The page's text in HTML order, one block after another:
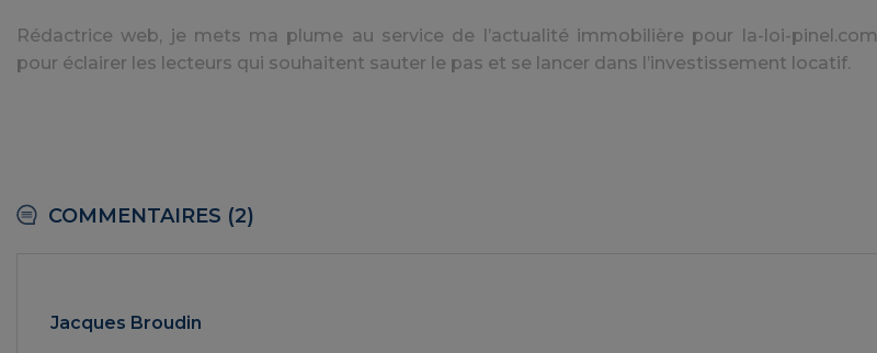
Rédactrice web, je mets ma plume au service de l’actualité immobilière pour la-loi-pinel.com
pour éclairer les lecteurs qui souhaitent sauter le pas et se lancer dans l’investissement locatif.
COMMENTAIRES (2)
Jacques Broudin